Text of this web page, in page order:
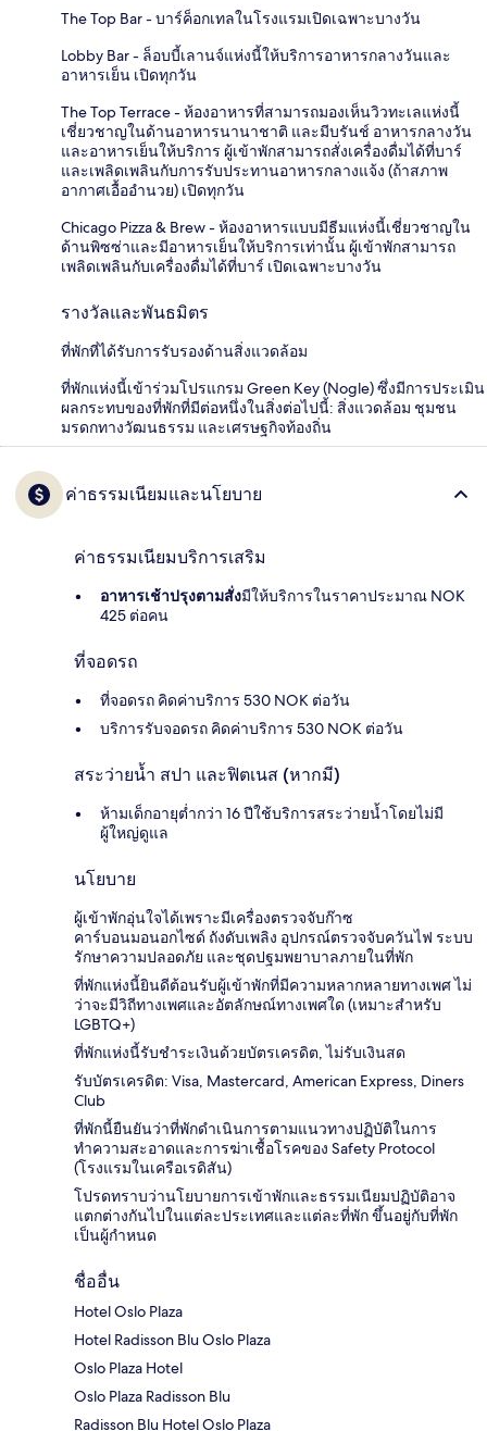
The Top Bar - บาร์ค็อกเทลในโรงแรมเปิดเฉพาะบางวัน
Lobby Bar - ล็อบบี้เลานจ์แห่งนี้ให้บริการอาหารกลางวันและ
อาหารเย็น เปิดทุกวัน
The Top Terrace - ห้องอาหารที่สามารถมองเห็นวิวทะเลแห่งนี้
เชี่ยวชาญในด้านอาหารนานาชาติ และมีบรันช์ อาหารกลางวัน
และอาหารเย็นให้บริการ ผู้เข้าพักสามารถสั่งเครื่องดื่มได้ที่บาร์
และเพลิดเพลินกับการรับประทานอาหารกลางแจ้ง (ถ้าสภาพ
อากาศเอื้ออำนวย) เปิดทุกวัน
Chicago Pizza & Brew - ห้องอาหารแบบมีธีมแห่งนี้เชี่ยวชาญใน
ด้านพิซซ่าและมีอาหารเย็นให้บริการเท่านั้น ผู้เข้าพักสามารถ
เพลิดเพลินกับเครื่องดื่มได้ที่บาร์ เปิดเฉพาะบางวัน
รางวัลและพันธมิตร
ที่พักที่ได้รับการรับรองด้านสิ่งแวดล้อม
ที่พักแห่งนี้เข้าร่วมโปรแกรม Green Key (Nogle) ซึ่งมีการประเมิน
ผลกระทบของที่พักที่มีต่อหนึ่งในสิ่งต่อไปนี้: สิ่งแวดล้อม ชุมชน
มรดกทางวัฒนธรรม และเศรษฐกิจท้องถิ่น
ค่าธรรมเนียมและนโยบาย
ค่าธรรมเนียมบริการเสริม
อาหารเช้าปรุงตามสั่งมีให้บริการในราคาประมาณ NOK
425 ต่อคน
ที่จอดรถ
ที่จอดรถ คิดค่าบริการ 530 NOK ต่อวัน
บริการรับจอดรถ คิดค่าบริการ 530 NOK ต่อวัน
สระว่ายน้ำ สปา และฟิตเนส (หากมี)
ห้ามเด็กอายุต่ำกว่า 16 ปีใช้บริการสระว่ายน้ำโดยไม่มี
ผู้ใหญ่ดูแล
นโยบาย
ผู้เข้าพักอุ่นใจได้เพราะมีเครื่องตรวจจับก๊าซ
คาร์บอนมอนอกไซด์ ถังดับเพลิง อุปกรณ์ตรวจจับควันไฟ ระบบ
รักษาความปลอดภัย และชุดปฐมพยาบาลภายในที่พัก
ที่พักแห่งนี้ยินดีต้อนรับผู้เข้าพักที่มีความหลากหลายทางเพศ ไม่
ว่าจะมีวิถีทางเพศและอัตลักษณ์ทางเพศใด (เหมาะสำหรับ
LGBTQ+)
ที่พักแห่งนี้รับชำระเงินด้วยบัตรเครดิต, ไม่รับเงินสด
รับบัตรเครดิต: Visa, Mastercard, American Express, Diners
Club
ที่พักนี้ยืนยันว่าที่พักดำเนินการตามแนวทางปฏิบัติในการ
ทำความสะอาดและการฆ่าเชื้อโรคของ Safety Protocol
(โรงแรมในเครือเรดิสัน)
โปรดทราบว่านโยบายการเข้าพักและธรรมเนียมปฏิบัติอาจ
แตกต่างกันไปในแต่ละประเทศและแต่ละที่พัก ขึ้นอยู่กับที่พัก
เป็นผู้กำหนด
ชื่ออื่น
Hotel Oslo Plaza
Hotel Radisson Blu Oslo Plaza
Oslo Plaza Hotel
Oslo Plaza Radisson Blu
Radisson Blu Hotel Oslo Plaza